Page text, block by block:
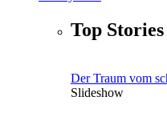
Top Stories
Der Traum vom
Slideshow